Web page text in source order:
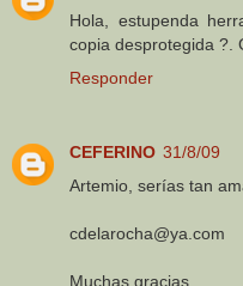
Hola, estupenda
copia desprotegida ?.
Responder
CEFERINO 31/8/09
Artemio, serías tan
cdelarocha@ya.com
Muchas gracias